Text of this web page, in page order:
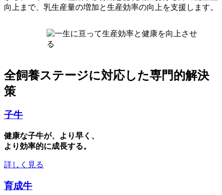
向上まで、乳生産量の増加と生産効率の向上を支援します。
全飼養ステージに対応した専門的解決
策
子牛
健康な子牛が、より早く、
より効率的に成長する。
詳しく見る
育成牛